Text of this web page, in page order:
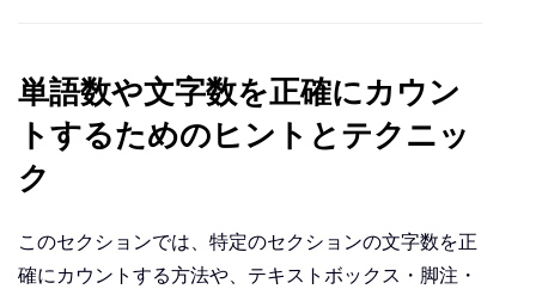
単語数や文字数を正確にカウン
トするためのヒントとテクニッ
ク
このセクションでは、特定のセクションの文字数を正
確にカウントする方法や、テキストボックス・脚注・